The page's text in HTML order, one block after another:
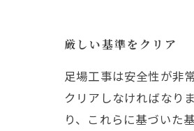
厳しい基準をクリア
足場工事は安全性が非
クリアしなければなり
り、これらに基づいた